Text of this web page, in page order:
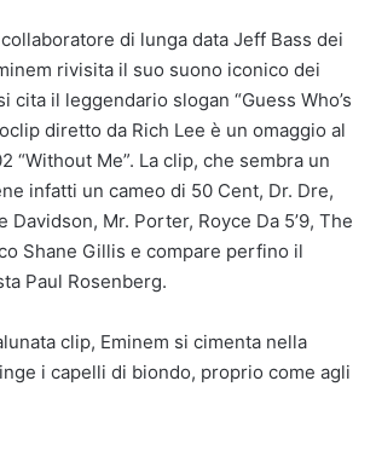
di lunga data Jeff Bass dei
rivisita il suo suono iconico dei
cita il leggendario slogan “Guess Who’s
diretto da Rich Lee è un omaggio al
“Without Me”. La clip, che sembra un
infatti un cameo di 50 Cent, Dr. Dre,
Davidson, Mr. Porter, Royce Da 5’9, The
Shane Gillis e compare perfino il
Paul Rosenberg.
clip, Eminem si cimenta nella
i capelli di biondo, proprio come agli